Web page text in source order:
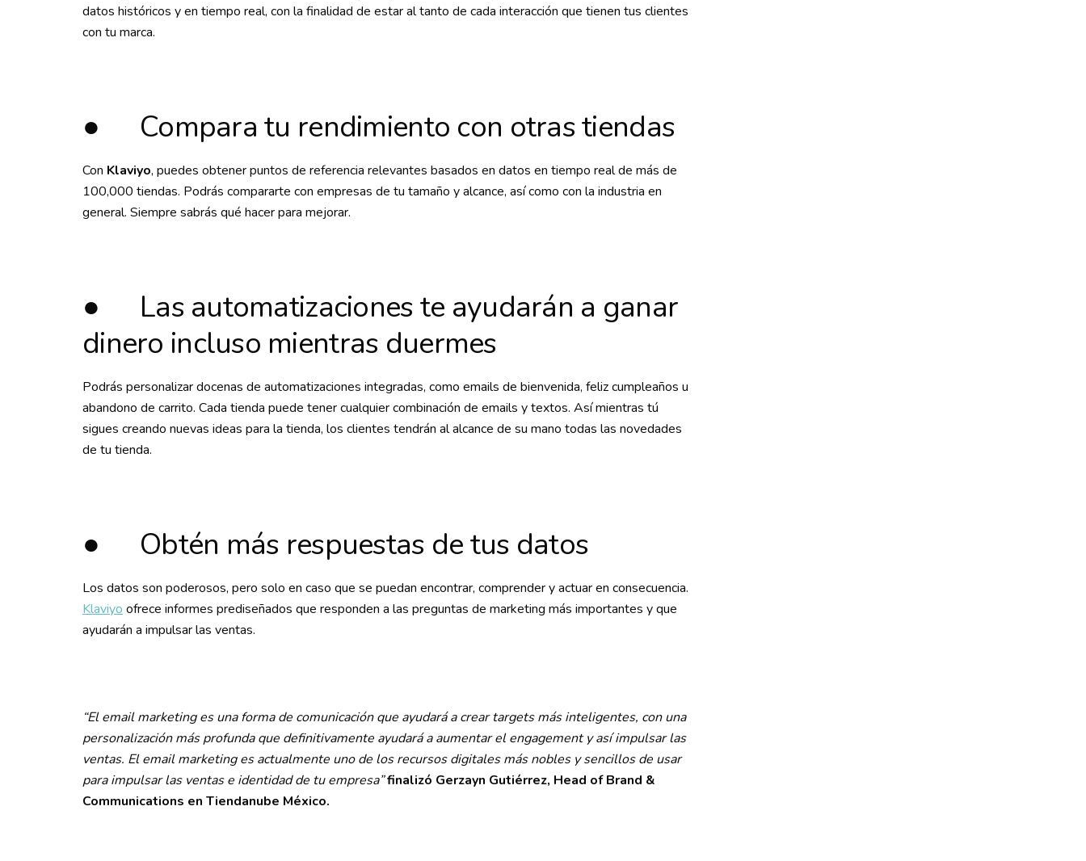
datos históricos y en tiempo real, con la finalidad de estar al tanto de cada interacción que tienen tus clientes
con tu marca.
● Compara tu rendimiento con otras tiendas
Con Klaviyo, puedes obtener puntos de referencia relevantes basados en datos en tiempo real de más de
100,000 tiendas. Podrás compararte con empresas de tu tamaño y alcance, así como con la industria en
general. Siempre sabrás qué hacer para mejorar.
● Las automatizaciones te ayudarán a ganar
dinero incluso mientras duermes
Podrás personalizar docenas de automatizaciones integradas, como emails de bienvenida, feliz cumpleaños u
abandono de carrito. Cada tienda puede tener cualquier combinación de emails y textos. Así mientras tú
sigues creando nuevas ideas para la tienda, los clientes tendrán al alcance de su mano todas las novedades
de tu tienda.
● Obtén más respuestas de tus datos
Los datos son poderosos, pero solo en caso que se puedan encontrar, comprender y actuar en consecuencia.
Klaviyo ofrece informes prediseñados que responden a las preguntas de marketing más importantes y que
ayudarán a impulsar las ventas.
“El email marketing es una forma de comunicación que ayudará a crear targets más inteligentes, con una
personalización más profunda que definitivamente ayudará a aumentar el engagement y así impulsar las
ventas. El email marketing es actualmente uno de los recursos digitales más nobles y sencillos de usar
para impulsar las ventas e identidad de tu empresa”finalizó Gerzayn Gutiérrez, Head of Brand &
Communications en Tiendanube México.